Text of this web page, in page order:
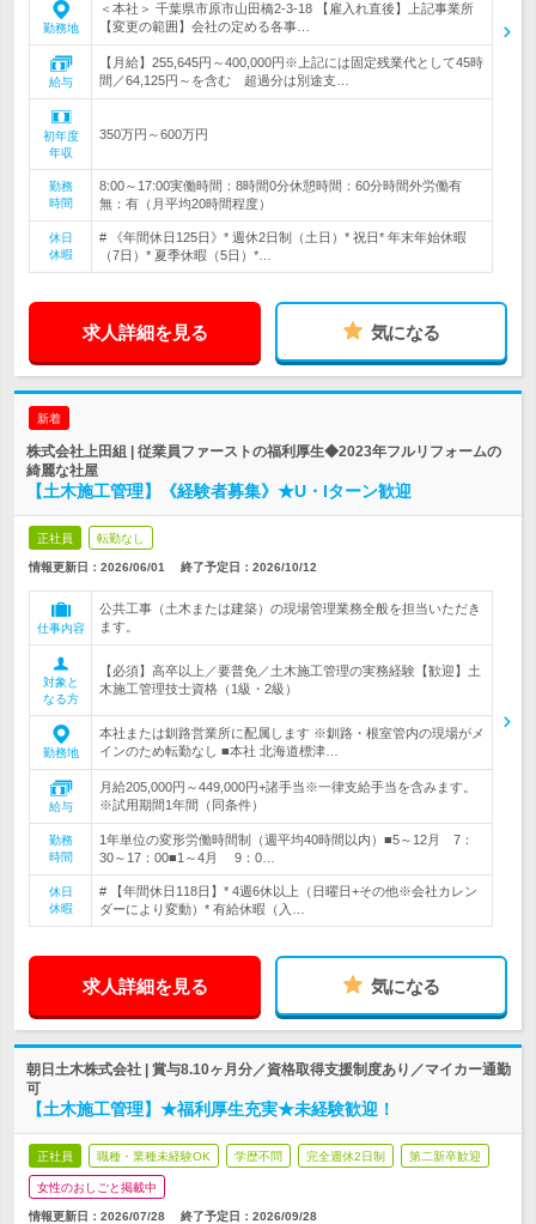
勤務地
＜本社＞ 千葉県市原市山田橋2-3-18 【雇入れ直後】上記事業所
【変更の範囲】会社の定める各事…
給与
【月給】255,645円～400,000円※上記には固定残業代として45時
間／64,125円～を含む 超過分は別途支…
初年度
年収
350万円～600万円
勤務
時間
8:00～17:00実働時間：8時間0分休憩時間：60分時間外労働有
無：有（月平均20時間程度）
休日
休暇
# 《年間休日125日》* 週休2日制（土日）* 祝日* 年末年始休暇
（7日）* 夏季休暇（5日）*…
求人詳細を見る 気になる
新着
株式会社上田組 | 従業員ファーストの福利厚生◆2023年フルリフォームの
綺麗な社屋
【土木施工管理】《経験者募集》★U・Iターン歓迎
正社員 転勤なし
情報更新日：2026/06/01 終了予定日： 2026/10/12
仕事内容
公共工事（土木または建築）の現場管理業務全般を担当いただき
ます。
対象と
なる方
【必須】高卒以上／要普免／土木施工管理の実務経験【歓迎】土
木施工管理技士資格（1級・2級）
勤務地
本社または釧路営業所に配属します ※釧路・根室管内の現場がメ
インのため転勤なし ■本社 北海道標津…
給与
月給205,000円～449,000円+諸手当※一律支給手当を含みます。
※試用期間1年間（同条件）
勤務
時間
1年単位の変形労働時間制（週平均40時間以内）■5～12月 7：
30～17：00■1～4月 9：0…
休日
休暇
# 【年間休日118日】* 4週6休以上（日曜日+その他※会社カレン
ダーにより変動）* 有給休暇（入…
求人詳細を見る 気になる
朝日土木株式会社 | 賞与8.10ヶ月分／資格取得支援制度あり／マイカー通勤
可
【土木施工管理】★福利厚生充実★未経験歓迎！
正社員 職種・業種未経験OK 学歴不問 完全週休2日制 第二新卒歓迎
女性のおしごと掲載中
情報更新日：2026/07/28 終了予定日： 2026/09/28